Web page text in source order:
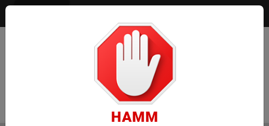
Pesquisar Notícia
HAMM